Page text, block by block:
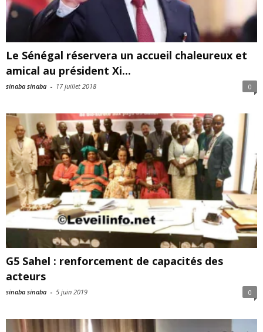
Le Sénégal réservera un accueil chaleureux et
amical au président Xi...
sinaba sinaba - 17 juillet 2018 0
G5 Sahel : renforcement de capacités des
acteurs
sinaba sinaba - 5 juin 2019 0